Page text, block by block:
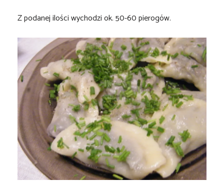
Z podanej ilości wychodzi ok. 50-60 pierogów.